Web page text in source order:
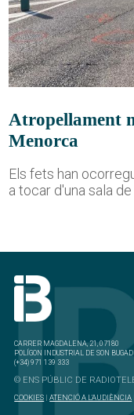
Atropellament
Menorca
Els fets han
a tocar d'una sala
CARRER MAGDALENA, 21, 07180
POLÍGON INDUSTRIAL DE SON
(+34) 971 139 333
© ENS PÚBLIC DE
COOKIES |ATENCIÓ A L'AUDIÈNCIA